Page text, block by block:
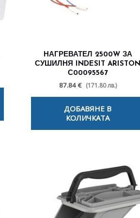
НАГРЕВАТЕЛ 2500W ЗА
СУШИЛНЯ INDESIT ARISTON
С00095567
87.84 € (171.80 лв.)
ДОБАВЯНЕ В
КОЛИЧКАТА